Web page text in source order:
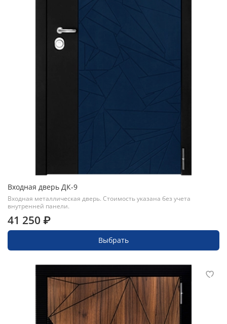
Входная дверь ДК-9
Входная металлическая дверь. Стоимость указана без учета
внутренней панели.
41 250 ₽
Выбрать